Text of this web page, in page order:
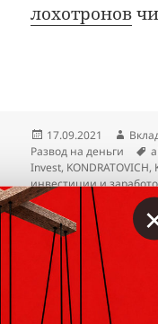
лохотронов
Опубликовано
17.09.2021
Развод на деньги
Invest, KONDRATOVICH,
инвестиции и
Александр Таранухин,
Артём Сильчев
Артур
Богданович
,Богдан
Поздняков
Виктор
Бабыкин
Дарья
Нарзиев
Дмитрий
крипты, Крипто Фея
Максим Мернес